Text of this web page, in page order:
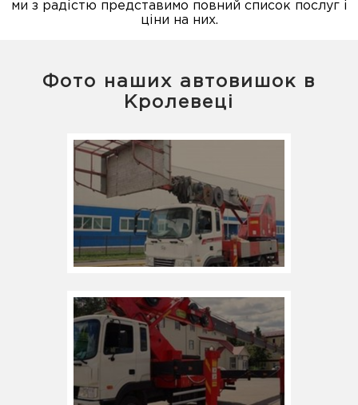
ми з радістю представимо повний список послуг і
ціни на них.
Фото наших автовишок в
Кролевеці